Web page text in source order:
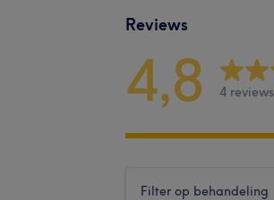
Reviews
4,8 4 reviews
Filter op behandeling